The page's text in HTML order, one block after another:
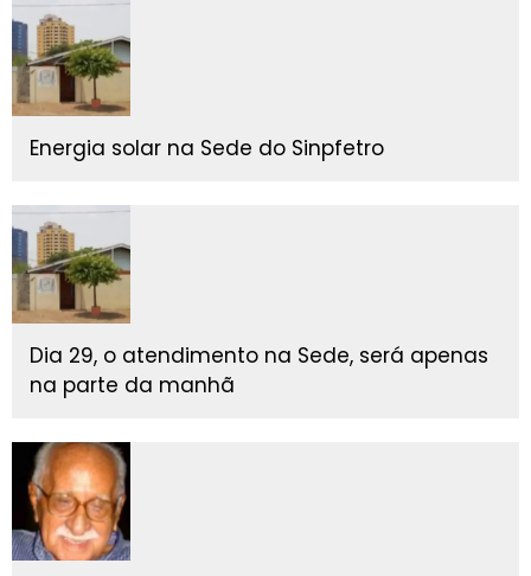
Energia solar na Sede do Sinpfetro
Dia 29, o atendimento na Sede, será apenas
na parte da manhã